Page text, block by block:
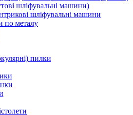
шліфувальні машини)
шліфувальні машини
по металу
пилки